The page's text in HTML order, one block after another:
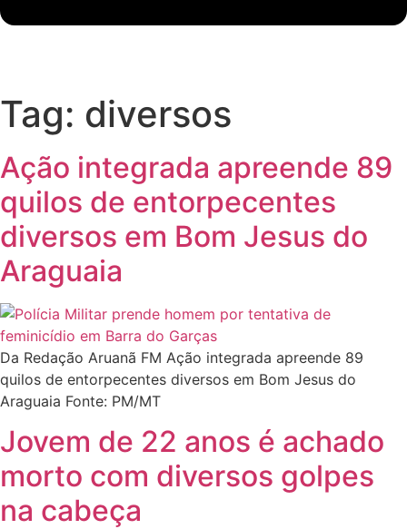
Tag: diversos
Ação integrada apreende 89
quilos de entorpecentes
diversos em Bom Jesus do
Araguaia
Da Redação Aruanã FM Ação integrada apreende 89
quilos de entorpecentes diversos em Bom Jesus do
Araguaia Fonte: PM/MT
Jovem de 22 anos é achado
morto com diversos golpes
na cabeça